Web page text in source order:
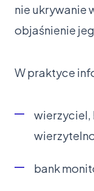
nie ukrywanie
objaśnienie
W praktyce
wierzyciel,
bank